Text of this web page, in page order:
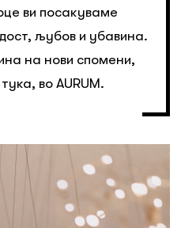
ви посакуваме
љубов и убавина.
на нови спомени,
во AURUM.